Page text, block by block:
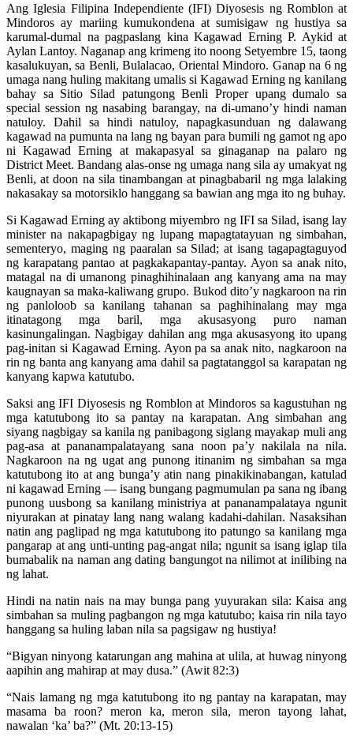
Ang Iglesia Filipina Independiente (IFI) Diyosesis ng Romblon at
Mindoros ay mariing kumukondena at sumisigaw ng hustiya sa
karumal-dumal na pagpaslang kina Kagawad Erning P. Aykid at
Aylan Lantoy. Naganap ang krimeng ito noong Setyembre 15, taong
kasalukuyan, sa Benli, Bulalacao, Oriental Mindoro. Ganap na 6 ng
umaga nang huling makitang umalis si Kagawad Erning ng kanilang
bahay sa Sitio Silad patungong Benli Proper upang dumalo sa
special session ng nasabing barangay, na di-umano’y hindi naman
natuloy. Dahil sa hindi natuloy, napagkasunduan ng dalawang
kagawad na pumunta na lang ng bayan para bumili ng gamot ng apo
ni Kagawad Erning at makapasyal sa ginaganap na palaro ng
District Meet. Bandang alas-onse ng umaga nang sila ay umakyat ng
Benli, at doon na sila tinambangan at pinagbabaril ng mga lalaking
nakasakay sa motorsiklo hanggang sa bawian ang mga ito ng buhay.
Si Kagawad Erning ay aktibong miyembro ng IFI sa Silad, isang lay
minister na nakapagbigay ng lupang mapagtatayuan ng simbahan,
sementeryo, maging ng paaralan sa Silad; at isang tagapagtaguyod
ng karapatang pantao at pagkakapantay-pantay. Ayon sa anak nito,
matagal na di umanong pinaghihinalaan ang kanyang ama na may
kaugnayan sa maka-kaliwang grupo. Bukod dito’y nagkaroon na rin
ng panloloob sa kanilang tahanan sa paghihinalang may mga
itinatagong mga baril, mga akusasyong puro naman
kasinungalingan. Nagbigay dahilan ang mga akusasyong ito upang
pag-initan si Kagawad Erning. Ayon pa sa anak nito, nagkaroon na
rin ng banta ang kanyang ama dahil sa pagtatanggol sa karapatan ng
kanyang kapwa katutubo.
Saksi ang IFI Diyosesis ng Romblon at Mindoros sa kagustuhan ng
mga katutubong ito sa pantay na karapatan. Ang simbahan ang
siyang nagbigay sa kanila ng panibagong siglang mayakap muli ang
pag-asa at pananampalatayang sana noon pa’y nakilala na nila.
Nagkaroon na ng ugat ang punong itinanim ng simbahan sa mga
katutubong ito at ang bunga’y atin nang pinakikinabangan, katulad
ni kagawad Erning — isang bungang pagmumulan pa sana ng ibang
punong uusbong sa kanilang ministriya at pananampalataya ngunit
niyurakan at pinatay lang nang walang kadahi-dahilan. Nasaksihan
natin ang paglipad ng mga katutubong ito patungo sa kanilang mga
pangarap at ang unti-unting pag-angat nila; ngunit sa isang iglap tila
bumabalik na naman ang dating bangungot na nilimot at inilibing na
ng lahat.
Hindi na natin nais na may bunga pang yuyurakan sila: Kaisa ang
simbahan sa muling pagbangon ng mga katutubo; kaisa rin nila tayo
hanggang sa huling laban nila sa pagsigaw ng hustiya!
“Bigyan ninyong katarungan ang mahina at ulila, at huwag ninyong
aapihin ang mahirap at may dusa.” (Awit 82:3)
“Nais lamang ng mga katutubong ito ng pantay na karapatan, may
masama ba roon? meron ka, meron sila, meron tayong lahat,
nawalan ‘ka’ ba?” (Mt. 20:13-15)